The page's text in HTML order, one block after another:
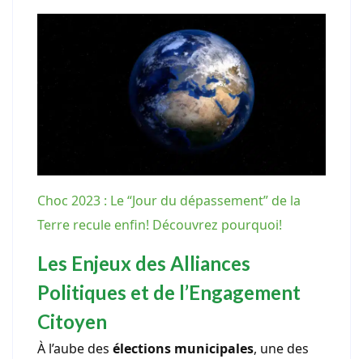
Choc 2023 : Le “Jour du dépassement” de la
Terre recule enfin! Découvrez pourquoi!
Les Enjeux des Alliances
Politiques et de l’Engagement
Citoyen
À l’aube des élections municipales, une des